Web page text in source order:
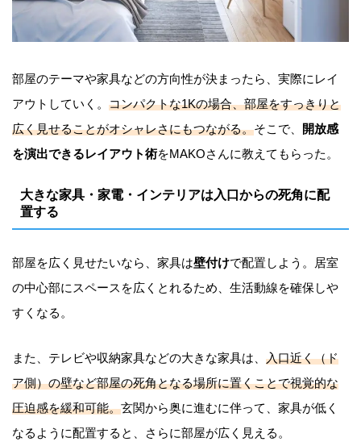
部屋のテーマや家具などの方向性が決まったら、実際にレイ
アウトしていく。 コンパクトな1Kの場合、部屋をすっきりと
広く見せることがオシャレさにもつながる。そこで、
開放感
を演出できるレイアウト術をMAKOさんに教えてもらった。
大きな家具・家電・インテリアは入口からの死角に配
置する
部屋を広く見せたいなら、家具は壁付けで配置しよう。居室
の中心部にスペースを広くとれるため、生活動線を確保しや
すくなる。
また、テレビや収納家具などの大きな家具は、 入口近く（ド
ア側）の壁など部屋の死角となる場所に置くことで視覚的な
圧迫感を緩和可能。玄関から奥に進むに伴って、家具が低く
なるように配置すると、さらに部屋が広く見える。